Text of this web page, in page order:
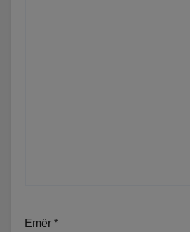
Emër *